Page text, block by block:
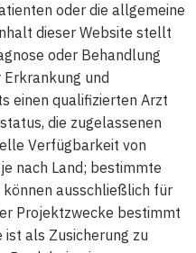
oder die allgemeine
dieser Website stellt
oder Behandlung
und
einen qualifizierten Arzt
die zugelassenen
Verfügbarkeit von
nach Land; bestimmte
ausschließlich für
Projektzwecke bestimmt
ist als Zusicherung zu